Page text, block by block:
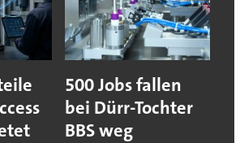
500 Jobs fallen
bei Dürr-Tochter
BBS weg